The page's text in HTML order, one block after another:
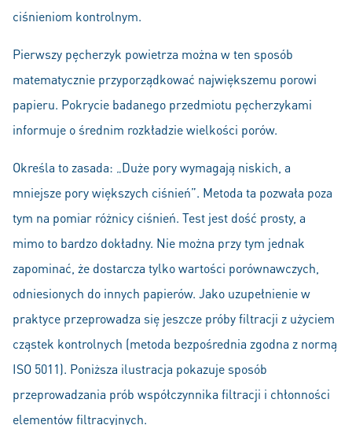
ciśnieniom kontrolnym.
Pierwszy pęcherzyk powietrza można w ten sposób
matematycznie przyporządkować największemu porowi
papieru. Pokrycie badanego przedmiotu pęcherzykami
informuje o średnim rozkładzie wielkości porów.
Określa to zasada: „Duże pory wymagają niskich, a
mniejsze pory większych ciśnień”. Metoda ta pozwała poza
tym na pomiar różnicy ciśnień. Test jest dość prosty, a
mimo to bardzo dokładny. Nie można przy tym jednak
zapominać, że dostarcza tylko wartości porównawczych,
odniesionych do innych papierów. Jako uzupełnienie w
praktyce przeprowadza się jeszcze próby filtracji z użyciem
cząstek kontrolnych (metoda bezpośrednia zgodna z normą
ISO 5011). Poniższa ilustracja pokazuje sposób
przeprowadzania prób współczynnika filtracji i chłonności
elementów filtracyjnych.